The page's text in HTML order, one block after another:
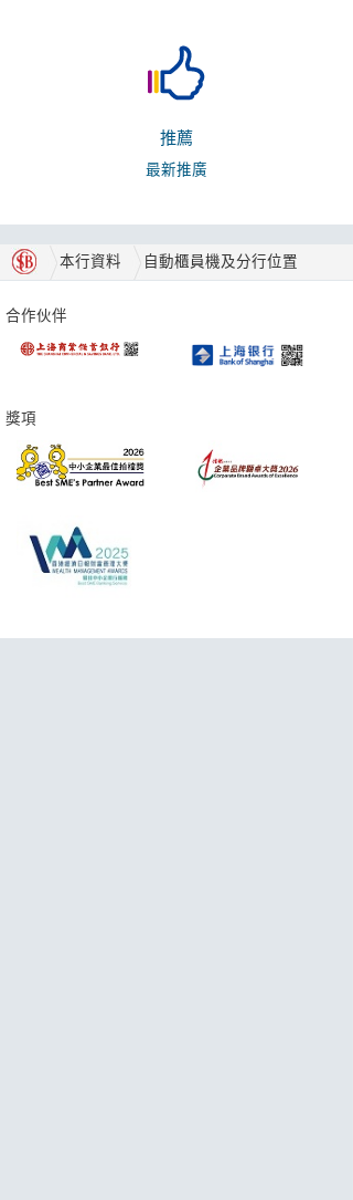
推薦
最新推廣
本行資料 自動櫃員機及分行位置
合作伙伴
獎項